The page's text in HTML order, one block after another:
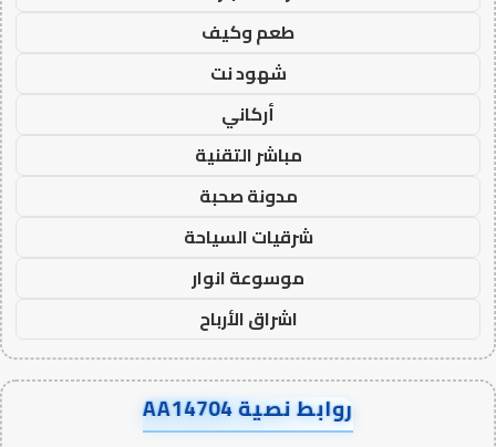
طعم وكيف
شهود نت
أركاني
مباشر التقنية
مدونة صحبة
شرقيات السياحة
موسوعة انوار
اشراق الأرباح
روابط نصية AA14704